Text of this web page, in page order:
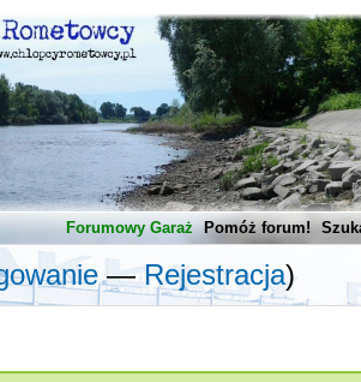
Forumowy Garaż Pomóż forum!
—Rejestracja)